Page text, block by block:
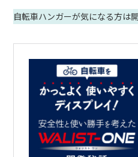
自転車ハンガーが気になる方は